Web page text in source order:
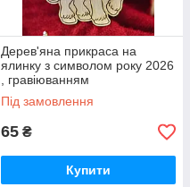
Дерев'яна прикраса на
ялинку з символом року 2026
, гравіюванням
Під замовлення
65 ₴
Купити